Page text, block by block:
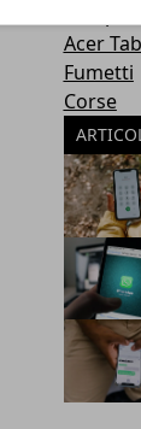
Acer
Fumetti
Corse